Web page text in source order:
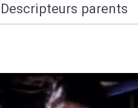
Descripteurs parents